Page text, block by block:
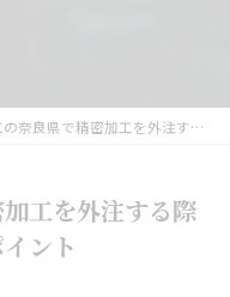
で精密加工を外注する際に失敗しない業者選定ポイント
工を外注する際
ント